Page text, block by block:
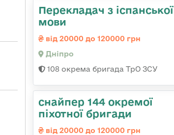
Перекладач з іспанської
мови
від 20000 до 120000 грн
Дніпро
108 окрема бригада ТрО ЗСУ
снайпер 144 окремої
піхотної бригади
від 20000 до 120000 грн